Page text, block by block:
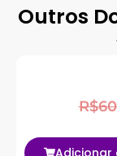
Outros
R$